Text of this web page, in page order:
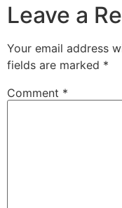
Leave a
Your email address
fields are marked *
Comment *